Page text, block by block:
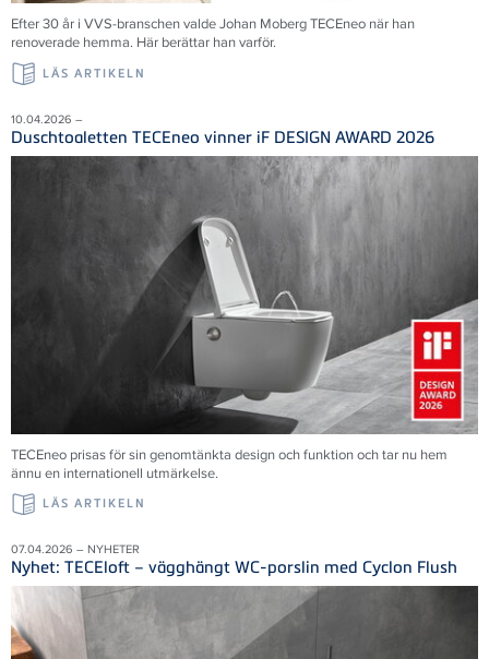
Efter 30 år i VVS-branschen valde Johan Moberg TECEneo när han
renoverade hemma. Här berättar han varför.
LÄS ARTIKELN
10.04.2026 –
Duschtoaletten TECEneo vinner iF DESIGN AWARD 2026
TECEneo prisas för sin genomtänkta design och funktion och tar nu hem
ännu en internationell utmärkelse.
LÄS ARTIKELN
07.04.2026 – NYHETER
Nyhet: TECEloft – vägghängt WC-porslin med Cyclon Flush